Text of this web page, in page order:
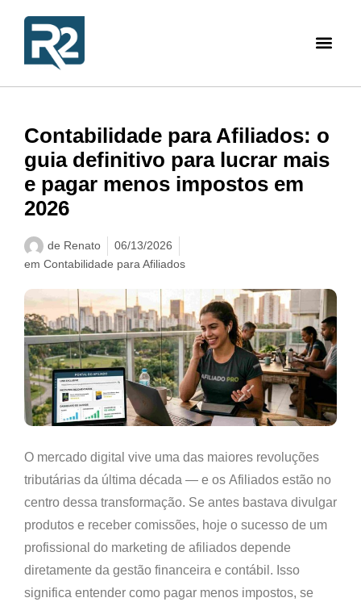
Contabilidade para Afiliados: o
guia definitivo para lucrar mais
e pagar menos impostos em
2026
de Renato
06/13/2026
em Contabilidade para Afiliados
O mercado digital vive uma das maiores revoluções
tributárias da última década — e os Afiliados estão no
centro dessa transformação. Se antes bastava divulgar
produtos e receber comissões, hoje o sucesso de um
profissional do marketing de afiliados depende
diretamente da gestão financeira e contábil . Isso
significa entender como pagar menos impostos, se